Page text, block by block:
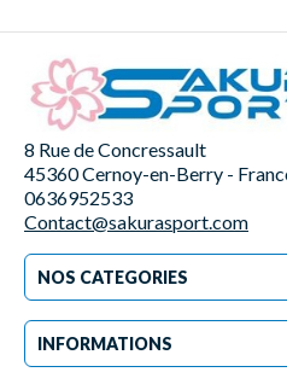
8 Rue de Concressault
45360 Cernoy-en-Berry -
0636952533
Contact@sakurasport.com
NOS CATEGORIES
INFORMATIONS